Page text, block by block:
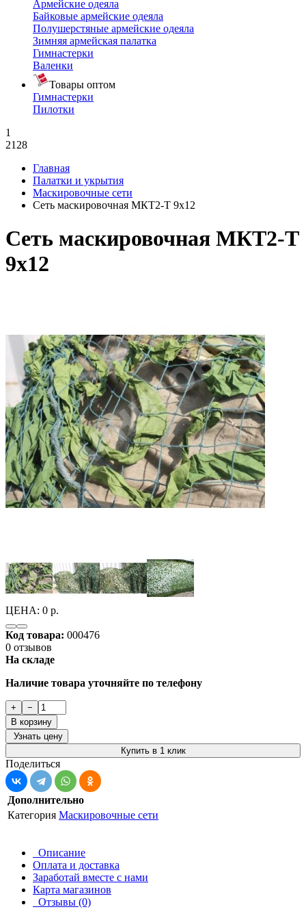
Армейские одеяла
Байковые армейские одеяла
Полушерстяные армейские одеяла
Зимняя армейская палатка
Гимнастерки
Валенки
Товары оптом
Гимнастерки
Пилотки
1
2128
Главная
Палатки и укрытия
Маскировочные сети
Сеть маскировочная МКТ2-Т 9х12
Сеть маскировочная МКТ2-Т
9х12
ЦЕНА: 0 р.
Код товара: 000476
0 отзывов
На складе
Наличие товара уточняйте по телефону
+
−
В корзину
Узнать цену
Купить в 1 клик
Поделиться
Дополнительно
Категория Маскировочные сети
Описание
Оплата и доставка
Заработай вместе с нами
Карта магазинов
Отзывы (0)